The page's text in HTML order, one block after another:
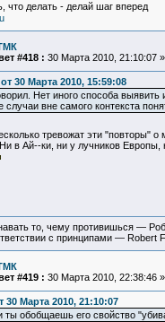
что делать - делай шаг вперед
#418 : 30 Марта 2010, 21:10:07 »
30 Марта 2010, 15:59:08
Нет иного способа выявить
вне самого контекста
тревожат эти "повторы"
в Ай--ки, ни у лучников
то, чему противишься —
с принципами — Robert
#419 : 30 Марта 2010, 22:38:46 »
30 Марта 2010, 21:10:07
обобщаешь его свойство